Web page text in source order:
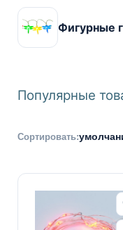
Фигурные
Популярные
Сортировать: